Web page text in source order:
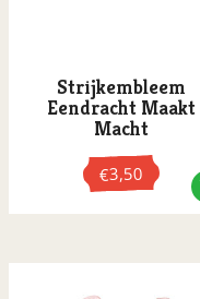
Strijkembleem
Eendracht Maakt
Macht
€3,50